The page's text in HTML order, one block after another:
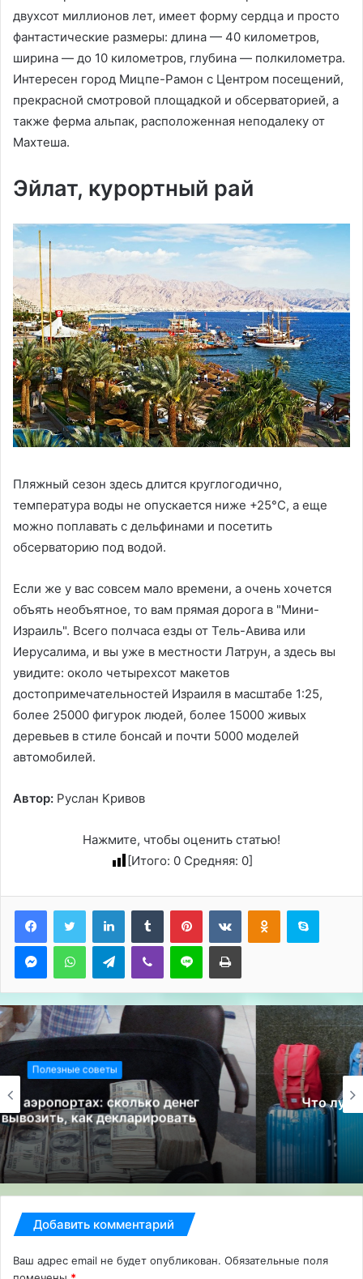
двухсот миллионов лет, имеет форму сердца и просто
фантастические размеры: длина — 40 километров,
ширина — до 10 километров, глубина — полкилометра.
Интересен город Мицпе-Рамон с Центром посещений,
прекрасной смотровой площадкой и обсерваторией, а
также ферма альпак, расположенная неподалеку от
Махтеша.
Эйлат, курортный рай
Пляжный сезон здесь длится круглогодично,
температура воды не опускается ниже +25°С, а еще
можно поплавать с дельфинами и посетить
обсерваторию под водой.
Если же у вас совсем мало времени, а очень хочется
объять необъятное, то вам прямая дорога в "Мини-
Израиль". Всего полчаса езды от Тель-Авива или
Иерусалима, и вы уже в местности Латрун, а здесь вы
увидите: около четырехсот макетов
достопримечательностей Израиля в масштабе 1:25,
более 25000 фигурок людей, более 15000 живых
деревьев в стиле бонсай и почти 5000 моделей
автомобилей.
Автор: Руслан Кривов
Нажмите, чтобы оценить статью!
[Итого: 0Средняя: 0]
LinkedInTumblr PinterestВконтактеОдноклассники
Skype
MessengerWhatsAppTelegramViber Line Печатать
Полезные советы
Что лучше брать в ручную кладь чемодан
или рюкзак?
Добавить комментарий
Ваш адрес email не будет опубликован. Обязательные поля